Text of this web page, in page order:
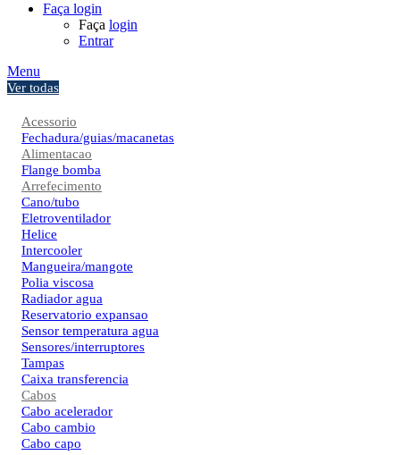
Faça login
Faça login
Entrar
Menu
Ver todas
Acessorio
Fechadura/guias/macanetas
Alimentacao
Flange bomba
Arrefecimento
Cano/tubo
Eletroventilador
Helice
Intercooler
Mangueira/mangote
Polia viscosa
Radiador agua
Reservatorio expansao
Sensor temperatura agua
Sensores/interruptores
Tampas
Caixa transferencia
Cabos
Cabo acelerador
Cabo cambio
Cabo capo